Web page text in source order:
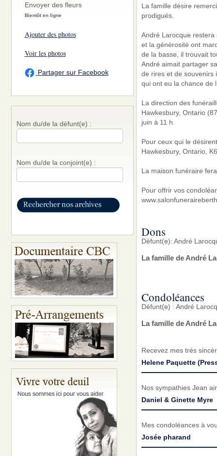
Envoyer des fleurs
Bientôt en ligne
Ajouter des photos
Voir les photos
Partager sur Facebook
Nom du/de la défunt(e) :
Nom du/de la conjoint(e) :
La famille désire
prodigués.
André Larocque
et la générosité ont
de la basse, il trouvait
André aimait partager
de rires et de souvenirs
qui ont eu la chance de
La direction des
Hawkesbury, Ontario
juin à 11 h.
Pour ceux qui le
Hawkesbury, Ontario,
La maison funéraire
Pour offrir vos
Dons
Défunt(e): André
La famille de André
Condoléances
Défunt(e) : André
La famille de André
Recevez mes très
Helene Paquette
Nos sympathies Jean
Daniel & Ginette Myre
Mes condoléances à
Josée pharand